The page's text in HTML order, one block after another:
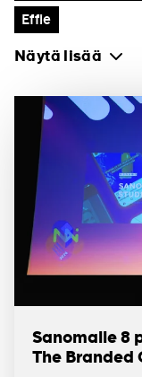
Effie
Näytä lisää
Sanomalle 8
The